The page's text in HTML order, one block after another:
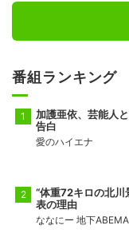
番組ランキング
加護亜依、芸能人
告白
愛のハイエナ
“体重72キロの北川
表の理由
ななにー 地下ABEMA